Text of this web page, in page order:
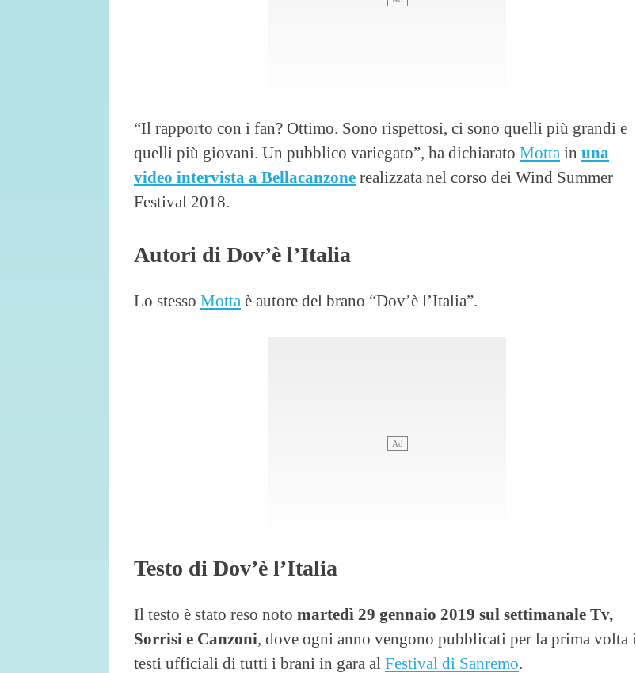
“Il rapporto con i fan? Ottimo. Sono rispettosi, ci sono quelli più grandi e
quelli più giovani. Un pubblico variegato”, ha dichiarato Motta in una
video intervista a Bellacanzone realizzata nel corso dei Wind Summer
Festival 2018.
Autori di Dov’è l’Italia
Lo stesso Motta è autore del brano “Dov’è l’Italia”.
Testo di Dov’è l’Italia
Il testo è stato reso noto martedì 29 gennaio 2019 sul settimanale Tv,
Sorrisi e Canzoni, dove ogni anno vengono pubblicati per la prima volta i
testi ufficiali di tutti i brani in gara al Festival di Sanremo.